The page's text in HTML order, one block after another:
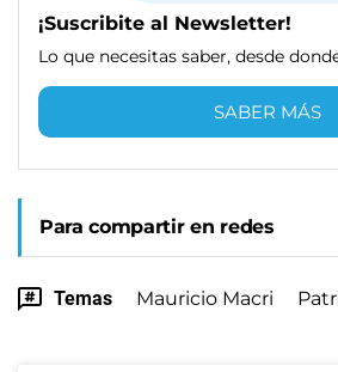
¡Suscribite al Newsletter!
Lo que necesitas saber, desde
SABER MÁS
Para compartir en redes
Temas Mauricio Macri